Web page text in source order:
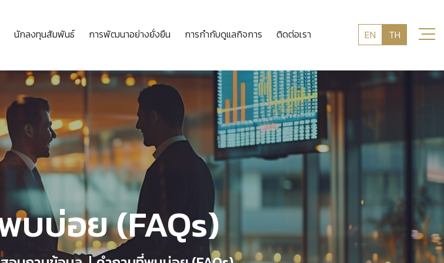
นักลงทุนสัมพันธ์ การพัฒนาอย่างยั่งยืน การกำกับดูแลกิจการ ติดต่อเรา EN TH
บบ่อย (FAQs)